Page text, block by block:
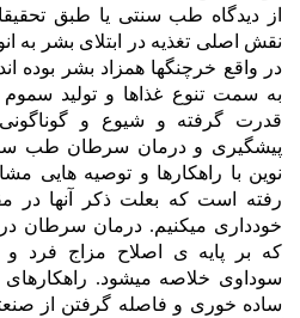
از دیدگاه طب سنتی یا طبق
نقش اصلی تغذیه در ابتلای بشر به
در واقع خرچنگها همزاد بشر بوده
به سمت تنوع غذاها و تولید سموم
قدرت گرفته و شیوع و گوناگونی
پیشگیری و درمان سرطان طب
نوین با راهکارها و توصیه هایی
رفته است که بعلت ذکر آنها در
خودداری میکنیم. درمان سرطان
که بر پایه ی اصلاح مزاج فرد و
سوداوی خلاصه میشود.
ساده خوری و فاصله گرفتن از